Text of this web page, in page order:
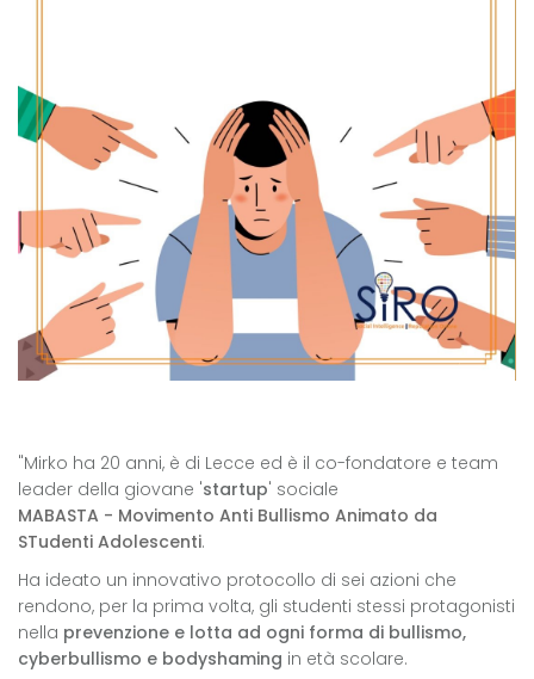
"Mirko ha 20 anni, è di Lecce ed è il co-fondatore e team
leader della giovane 'startup' sociale
MABASTA - Movimento Anti Bullismo Animato da
STudenti Adolescenti.
Ha ideato un innovativo protocollo di sei azioni che
rendono, per la prima volta, gli studenti stessi protagonisti
nella prevenzione e lotta ad ogni forma di bullismo,
cyberbullismo e bodyshaming in età scolare.